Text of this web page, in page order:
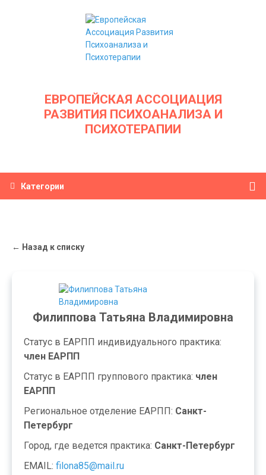
ЕВРОПЕЙСКАЯ АССОЦИАЦИЯ
РАЗВИТИЯ ПСИХОАНАЛИЗА И
ПСИХОТЕРАПИИ
Категории
← Назад к списку
Филиппова Татьяна Владимировна
Статус в ЕАРПП индивидуального практика:
член ЕАРПП
Статус в ЕАРПП группового практика: член
ЕАРПП
Региональное отделение ЕАРПП: Санкт-
Петербург
Город, где ведется практика: Санкт-Петербург
EMAIL: filona85@mail.ru